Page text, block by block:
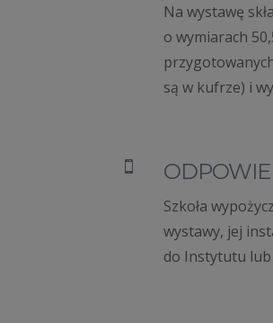
Na wystawę
o wymiarach
są w kufrze) i

Szkoła
wystawy, jej
do Instytutu lub